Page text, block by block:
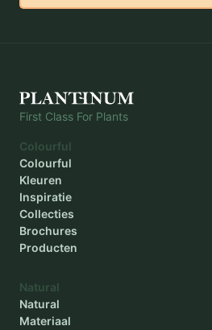
Diameter buiten -
First Class For Plants
Colourful
Colourful
Kleuren
Inspiratie
Collecties
Brochures
Producten
Natural
Natural
Materiaal